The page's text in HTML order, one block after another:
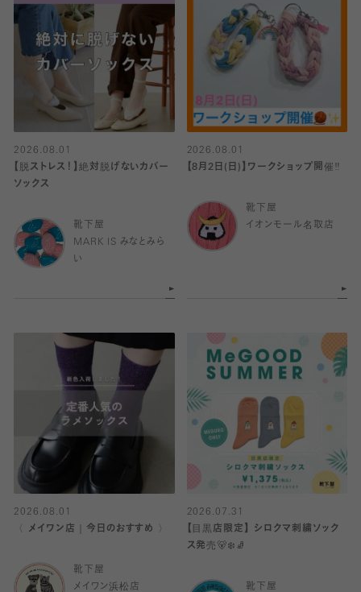
2026.08.01
【脱ストレス！】絶対脱げないカバー
ソックス
靴下屋
MARK IS みなとみら
い
2026.08.01
【8月2日(日)】ワークショップ開催‼️
靴下屋
イオンモール名取店
2026.08.01
〈 メイワン店｜今日のおすすめ 〉
靴下屋
メイワン浜松店
2026.07.31
【目黒店限定】 シロクマ刺繍ソック
ス発売🐻‍❄️🧦
靴下屋